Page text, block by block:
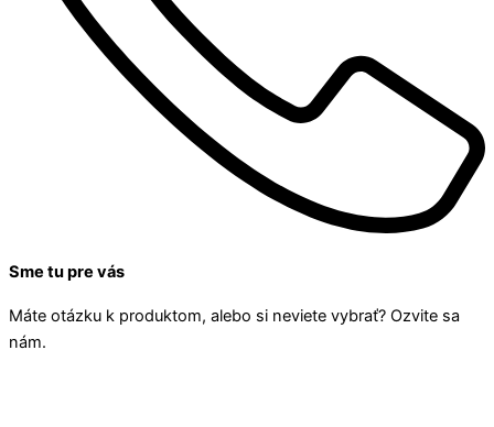
Sme tu pre vás
Máte otázku k produktom, alebo si neviete vybrať? Ozvite sa
nám.